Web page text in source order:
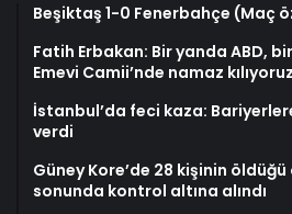
Beşiktaş 1-0 Fenerbahçe (Maç
Fatih Erbakan: Bir yanda ABD,
Emevi Camii’nde namaz kılıyoruz
İstanbul’da feci kaza:
verdi
Güney Kore’de 28 kişinin öldüğü
sonunda kontrol altına alındı